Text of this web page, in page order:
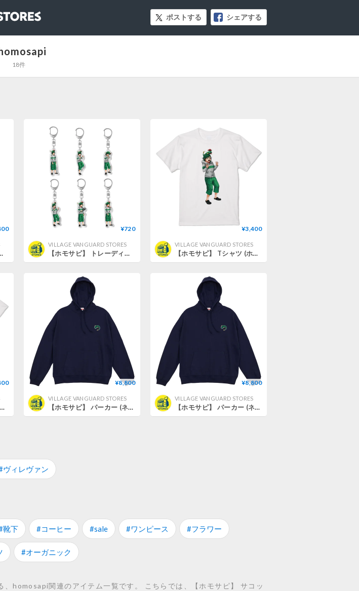
ポストする シェアする
18件
ー (全6種ランダム)
¥720
VILLAGE VANGUARD STORES
【ホモサピ】 トレーディングアクリルキーホルダー (全6種ランダム)
¥3,400
VILLAGE VANGUARD STORES
【ホモサピ】 Tシャツ (ホワイト) (ホモサピイラスト) (XL)
【ホモサピ】 Tシャツ (ホワイト) (ホモサピイラスト) (M)
¥8,800
VILLAGE VANGUARD STORES
【ホモサピ】 パーカー (ネイビー) (ホモサピナマズ) (XL)
¥8,800
VILLAGE VANGUARD STORES
【ホモサピ】 パーカー (ネイビー) (ホモサピナマズ) (L)
ヴィレヴァン
靴下 #コーヒー #sale #ワンピース #フラワー
#オーガニック
homosapi関連のアイテム一覧です。 こちらでは、【ホモサピ】 サコッ